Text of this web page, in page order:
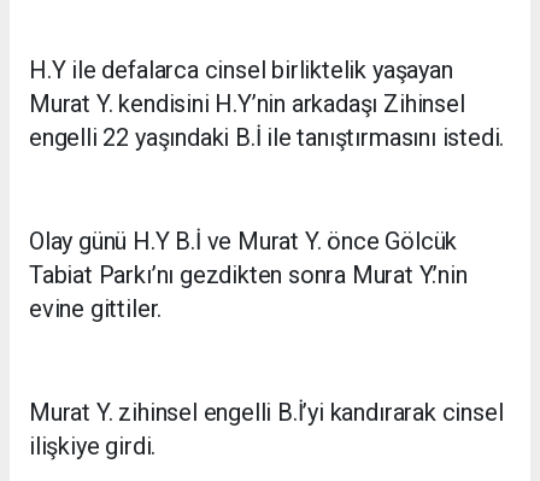
H.Y ile defalarca cinsel birliktelik yaşayan
Murat Y. kendisini H.Y’nin arkadaşı Zihinsel
engelli 22 yaşındaki B.İ ile tanıştırmasını istedi.
Olay günü H.Y B.İ ve Murat Y. önce Gölcük
Tabiat Parkı’nı gezdikten sonra Murat Y.’nin
evine gittiler.
Murat Y. zihinsel engelli B.İ’yi kandırarak cinsel
ilişkiye girdi.